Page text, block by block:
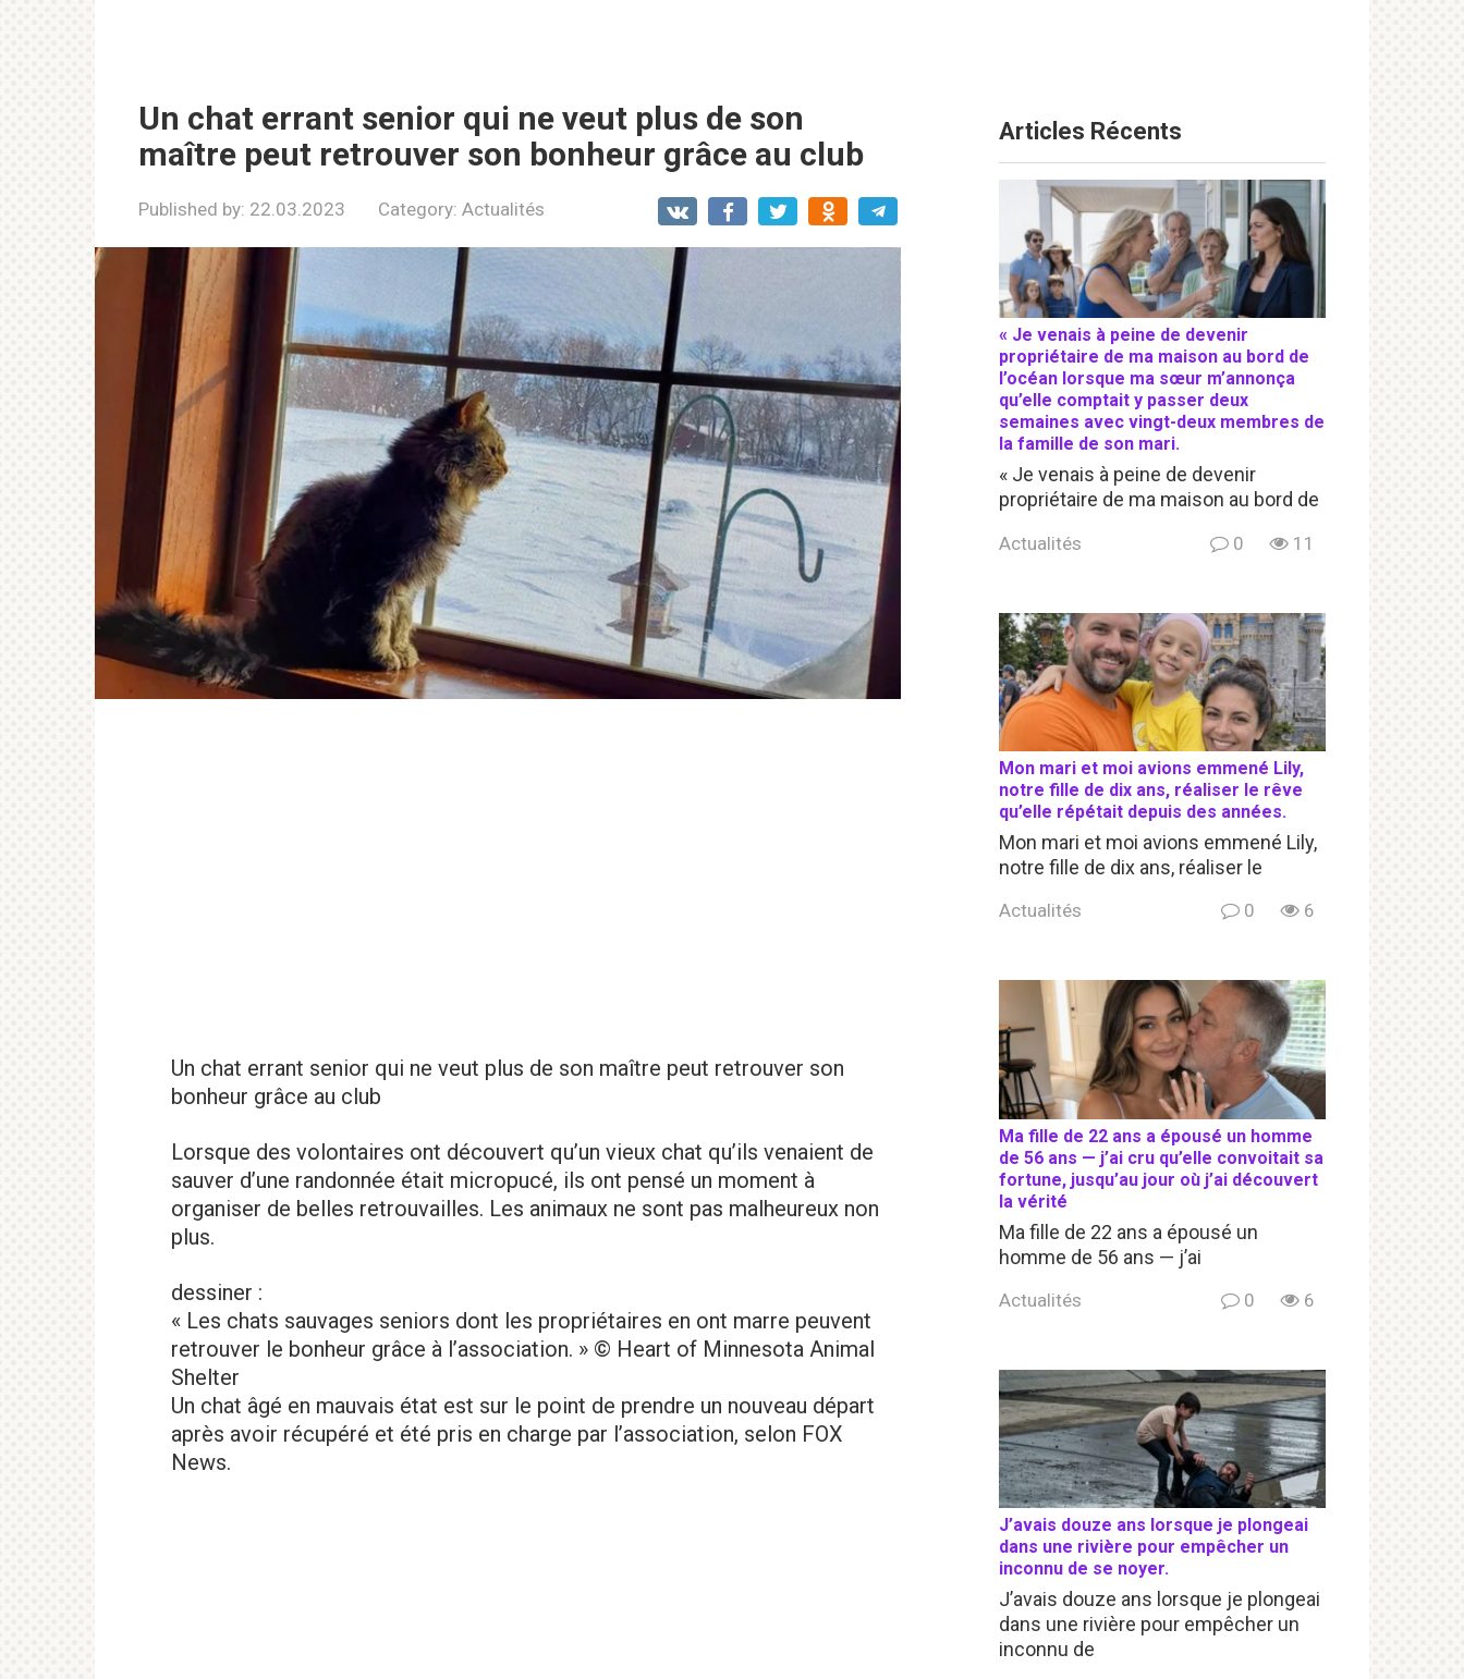
Un chat errant senior qui ne veut plus de son
maître peut retrouver son bonheur grâce au club
Published by: 22.03.2023 Category: Actualités
Un chat errant senior qui ne veut plus de son maître peut retrouver son
bonheur grâce au club
Lorsque des volontaires ont découvert qu’un vieux chat qu’ils venaient de
sauver d’une randonnée était micropucé, ils ont pensé un moment à
organiser de belles retrouvailles. Les animaux ne sont pas malheureux non
plus.
dessiner :
« Les chats sauvages seniors dont les propriétaires en ont marre peuvent
retrouver le bonheur grâce à l’association. » © Heart of Minnesota Animal
Shelter
Un chat âgé en mauvais état est sur le point de prendre un nouveau départ
après avoir récupéré et été pris en charge par l’association, selon FOX
News.
Articles Récents
« Je venais à peine de devenir
propriétaire de ma maison au bord de
l’océan lorsque ma sœur m’annonça
qu’elle comptait y passer deux
semaines avec vingt-deux membres de
la famille de son mari.
« Je venais à peine de devenir
propriétaire de ma maison au bord de
Actualités 0 11
Mon mari et moi avions emmené Lily,
notre fille de dix ans, réaliser le rêve
qu’elle répétait depuis des années.
Mon mari et moi avions emmené Lily,
notre fille de dix ans, réaliser le
Actualités 0 6
Ma fille de 22 ans a épousé un homme
de 56 ans — j’ai cru qu’elle convoitait sa
fortune, jusqu’au jour où j’ai découvert
la vérité
Ma fille de 22 ans a épousé un
homme de 56 ans — j’ai
Actualités 0 6
J’avais douze ans lorsque je plongeai
dans une rivière pour empêcher un
inconnu de se noyer.
J’avais douze ans lorsque je plongeai
dans une rivière pour empêcher un
inconnu de